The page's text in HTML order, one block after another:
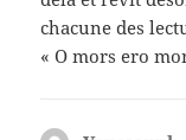
chacune des
« O mors ero